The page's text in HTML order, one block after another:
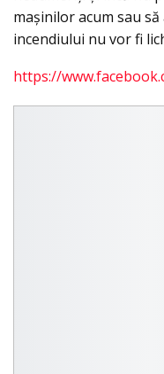
maşinilor acum sau
incendiului nu vor fi
https://